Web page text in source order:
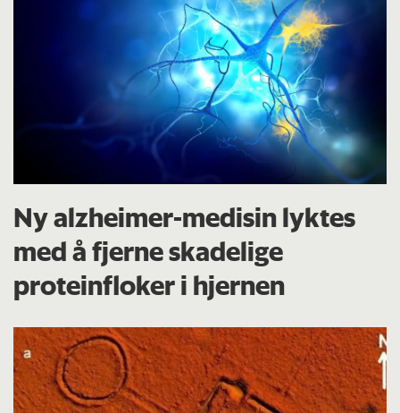
Ny alzheimer-medisin lyktes
med å fjerne skadelige
proteinfloker i hjernen